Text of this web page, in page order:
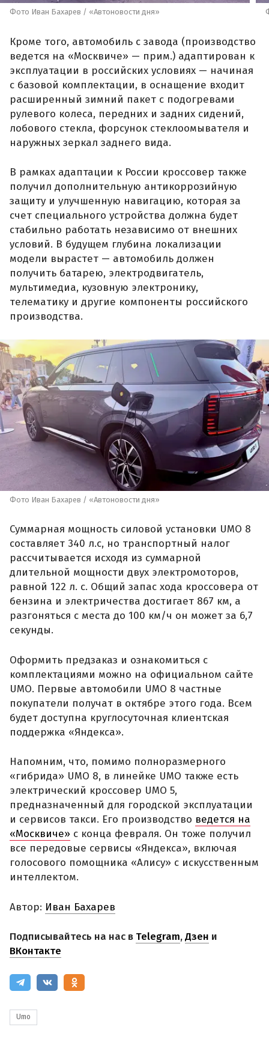
Фото Иван Бахарев / «Автоновости дня»
Кроме того, автомобиль с завода (производство
ведется на «Москвиче» — прим.) адаптирован к
эксплуатации в российских условиях — начиная
с базовой комплектации, в оснащение входит
расширенный зимний пакет с подогревами
рулевого колеса, передних и задних сидений,
лобового стекла, форсунок стеклоомывателя и
наружных зеркал заднего вида.
В рамках адаптации к России кроссовер также
получил дополнительную антикоррозийную
защиту и улучшенную навигацию, которая за
счет специального устройства должна будет
стабильно работать независимо от внешних
условий. В будущем глубина локализации
модели вырастет — автомобиль должен
получить батарею, электродвигатель,
мультимедиа, кузовную электронику,
телематику и другие компоненты российского
производства.
Фото Иван Бахарев / «Автоновости дня»
Суммарная мощность силовой установки UMO 8
составляет 340 л.с, но транспортный налог
рассчитывается исходя из суммарной
длительной мощности двух электромоторов,
равной 122 л. с. Общий запас хода кроссовера от
бензина и электричества достигает 867 км, а
разгоняться с места до 100 км/ч он может за 6,7
секунды.
Оформить предзаказ и ознакомиться с
комплектациями можно на официальном сайте
UMO. Первые автомобили UMO 8 частные
покупатели получат в октябре этого года. Всем
будет доступна круглосуточная клиентская
поддержка «Яндекса».
Напомним, что, помимо полноразмерного
«гибрида» UMO 8, в линейке UMO также есть
электрический кроссовер UMO 5,
предназначенный для городской эксплуатации
и сервисов такси. Его производство ведется на
«Москвиче» с конца февраля. Он тоже получил
все передовые сервисы «Яндекса», включая
голосового помощника «Алису» с искусственным
интеллектом.
Автор: Иван Бахарев
Подписывайтесь на нас в Telegram,Дзен и
ВКонтакте
Umo